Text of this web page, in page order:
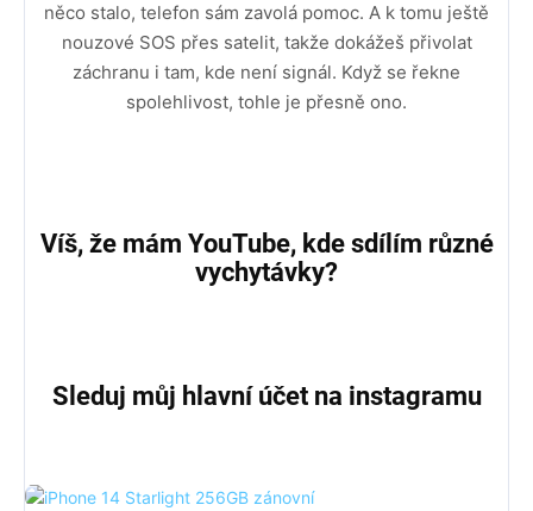
něco stalo, telefon sám zavolá pomoc. A k tomu ještě
nouzové SOS přes satelit, takže dokážeš přivolat
záchranu i tam, kde není signál. Když se řekne
spolehlivost, tohle je přesně ono.
Víš, že mám YouTube, kde sdílím různé
vychytávky?
Sleduj můj hlavní účet na instagramu